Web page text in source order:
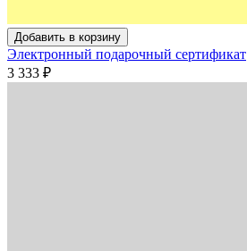
Добавить в корзину
Электронный подарочный сертификат
3 333 ₽